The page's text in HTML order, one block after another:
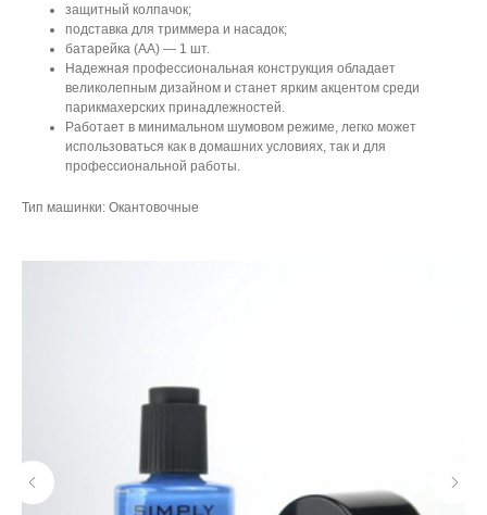
защитный колпачок;
подставка для триммера и насадок;
батарейка (АА) — 1 шт.
Надежная профессиональная конструкция обладает
великолепным дизайном и станет ярким акцентом среди
парикмахерских принадлежностей.
Работает в минимальном шумовом режиме, легко может
использоваться как в домашних условиях, так и для
профессиональной работы.
Тип машинки: Окантовочные